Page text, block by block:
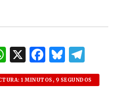
W
h
at
X F
a
c
B
lu
es
el
e
1 MINUTOS, 9 SEGUNDOS